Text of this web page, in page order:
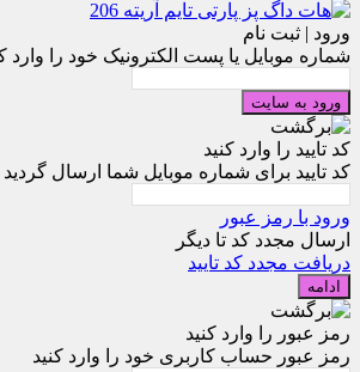
ورود | ثبت نام
شماره موبایل یا پست الکترونیک خود را وارد
ورود به سایت
کد تایید را وارد کنید
کد تایید برای شماره موبایل شما ارسال گردید
ورود با رمز عبور
ارسال مجدد کد تا دیگر
دریافت مجدد کد تایید
ادامه
رمز عبور را وارد کنید
رمز عبور حساب کاربری خود را وارد کنید